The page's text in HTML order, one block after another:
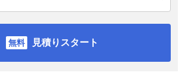
見積りスタート